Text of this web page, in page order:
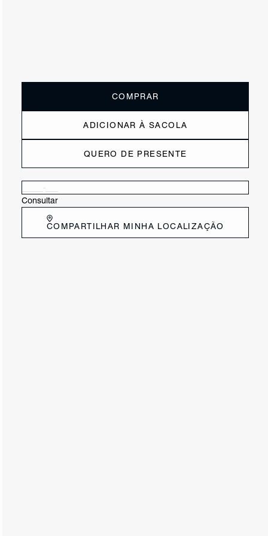
COMPRAR
ADICIONAR À SACOLA
QUERO DE PRESENTE
Consultar
COMPARTILHAR MINHA LOCALIZAÇÃO